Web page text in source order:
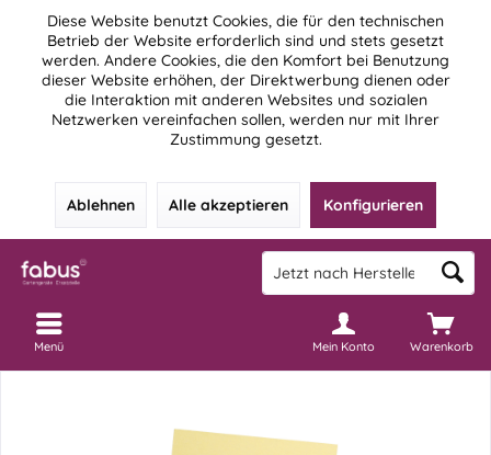
Diese Website benutzt Cookies, die für den technischen
Betrieb der Website erforderlich sind und stets gesetzt
werden. Andere Cookies, die den Komfort bei Benutzung
dieser Website erhöhen, der Direktwerbung dienen oder
die Interaktion mit anderen Websites und sozialen
Netzwerken vereinfachen sollen, werden nur mit Ihrer
Zustimmung gesetzt.
Ablehnen Alle akzeptieren Konfigurieren
Warenkorb
Mein Konto
Menü